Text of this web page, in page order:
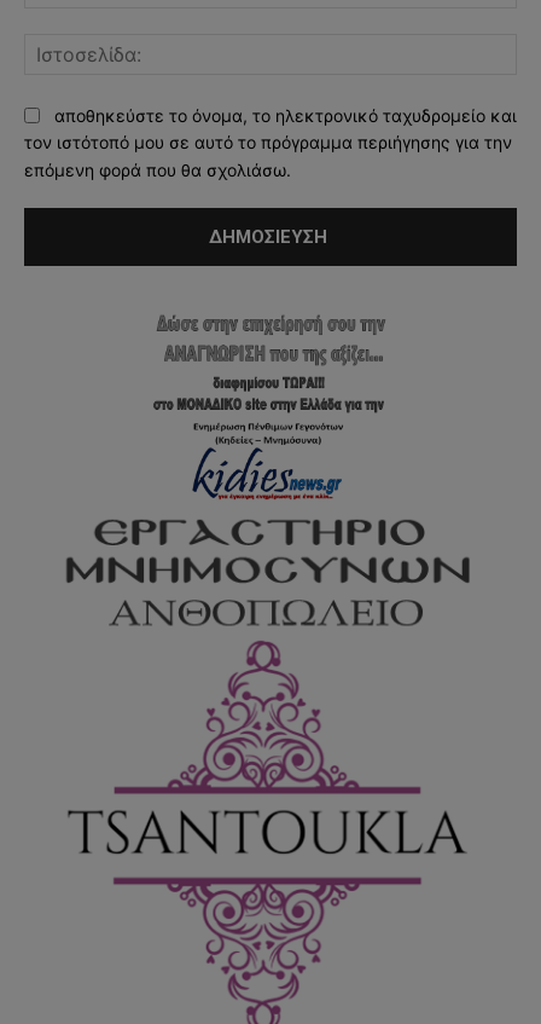
αποθηκεύστε το όνομα, το ηλεκτρονικό ταχυδρομείο και
τον ιστότοπό μου σε αυτό το πρόγραμμα περιήγησης για την
επόμενη φορά που θα σχολιάσω.